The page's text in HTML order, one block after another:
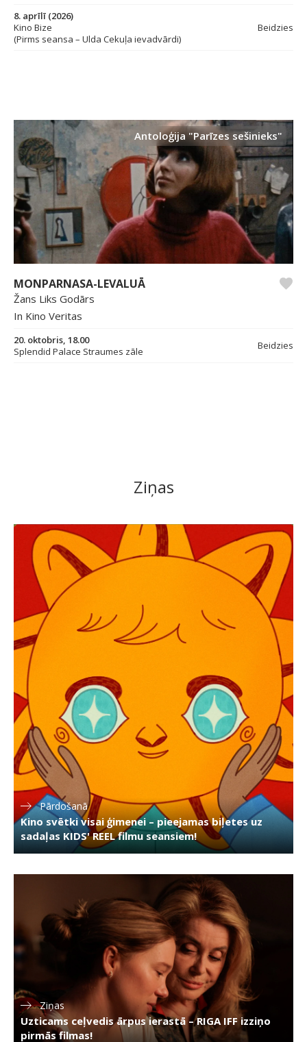
8. aprīlī (2026)
Kino Bize
(Pirms seansa – Ulda Cekuļa ievadvārdi)
Beidzies
Antoloģija "Parīzes sešinieks"
MONPARNASA-LEVALUĀ
Žans Liks Godārs
In Kino Veritas
20. oktobris, 18.00
Splendid Palace Straumes zāle
Beidzies
Ziņas
Pārdošanā
Kino svētki visai ģimenei – pieejamas biļetes uz
sadaļas KIDS' REEL filmu seansiem!
Ziņas
Uzticams ceļvedis ārpus ierastā – RIGA IFF izziņo
pirmās filmas!